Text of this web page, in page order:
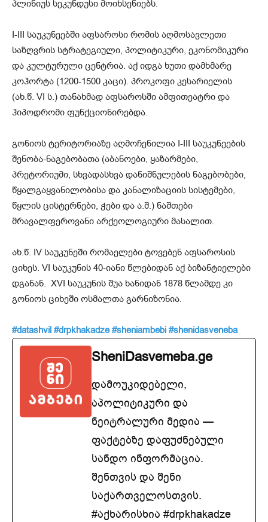
პლინიუს სეკუნდუსი მოიხსენიებს.
I-III საუკუნეებში აფსაროსი რომის აღმოსავლეთი
საზღვრის სტრატეგიული, პოლიტიკური, ეკონომიკური
და კულტურული ცენტრია. აქ იდგა ხუთი დამხმარე
კოჰორტა (1200-1500 კაცი). პროკოფი კესარიელის
(ახ.წ. VI ს.) თანახმად აფსაროსში ამფითეატრი და
ჰიპოდრომი ფუნქციონირებდა.
გონიოს ტერიტორიაზე აღმოჩენილია I-III საუკუნეების
შენობა-ნაგებობათა (აბანოები, ყაზარმები,
პრეტორიუმი, სხვადასხვა დანიშნულების ნაგებობები,
წყალგაყვანილობისა და კანალიზაციის სისტემები,
წყლის ცისტერნები, ჭები და ა.შ.) ნაშთები
მრავალფეროვანი არქეოლოგიური მასალით.
ახ.წ. IV საუკუნეში რომაელები ტოვებენ აფსაროსის
ციხეს. VI საუკუნის 40-იანი წლებიდან აქ ბიზანტიელები
დგანან. XVI საუკუნის შუა ხანიდან 1878 წლამდე კი
გონიოს ციხეში ოსმალთა გარნიზონია.
#datashvil #drpkhakadze #sheniambebi #shenidasveneba
SheniDasvemeba.ge
დამოუკიდებელი,
აპოლიტიკური და
ნეიტრალური მედია —
ფაქტებზე დაფუძნებული
სანდო ინფორმაცია.
შენთვის და შენი
საქართველოსთვის.
#აქხარისხია #drpkhakadze